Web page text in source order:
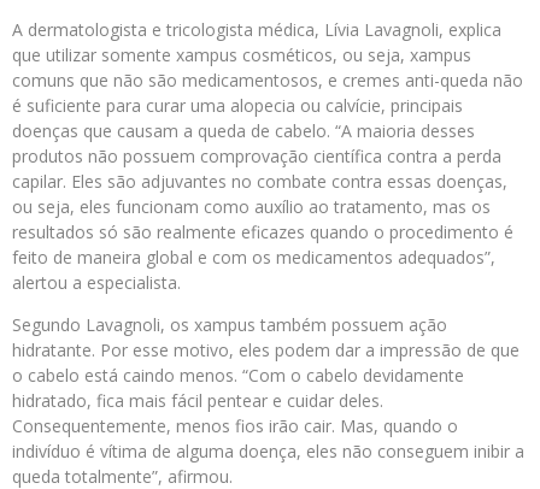
A dermatologista e tricologista médica, Lívia Lavagnoli, explica
que utilizar somente xampus cosméticos, ou seja, xampus
comuns que não são medicamentosos, e cremes anti-queda não
é suficiente para curar uma alopecia ou calvície, principais
doenças que causam a queda de cabelo. “A maioria desses
produtos não possuem comprovação científica contra a perda
capilar. Eles são adjuvantes no combate contra essas doenças,
ou seja, eles funcionam como auxílio ao tratamento, mas os
resultados só são realmente eficazes quando o procedimento é
feito de maneira global e com os medicamentos adequados”,
alertou a especialista.
Segundo Lavagnoli, os xampus também possuem ação
hidratante. Por esse motivo, eles podem dar a impressão de que
o cabelo está caindo menos. “Com o cabelo devidamente
hidratado, fica mais fácil pentear e cuidar deles.
Consequentemente, menos fios irão cair. Mas, quando o
indivíduo é vítima de alguma doença, eles não conseguem inibir a
queda totalmente”, afirmou.